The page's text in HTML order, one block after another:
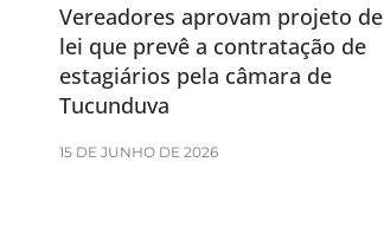
Vereadores aprovam projeto de
lei que prevê a contratação de
estagiários pela câmara de
Tucunduva
15 DE JUNHO DE 2026